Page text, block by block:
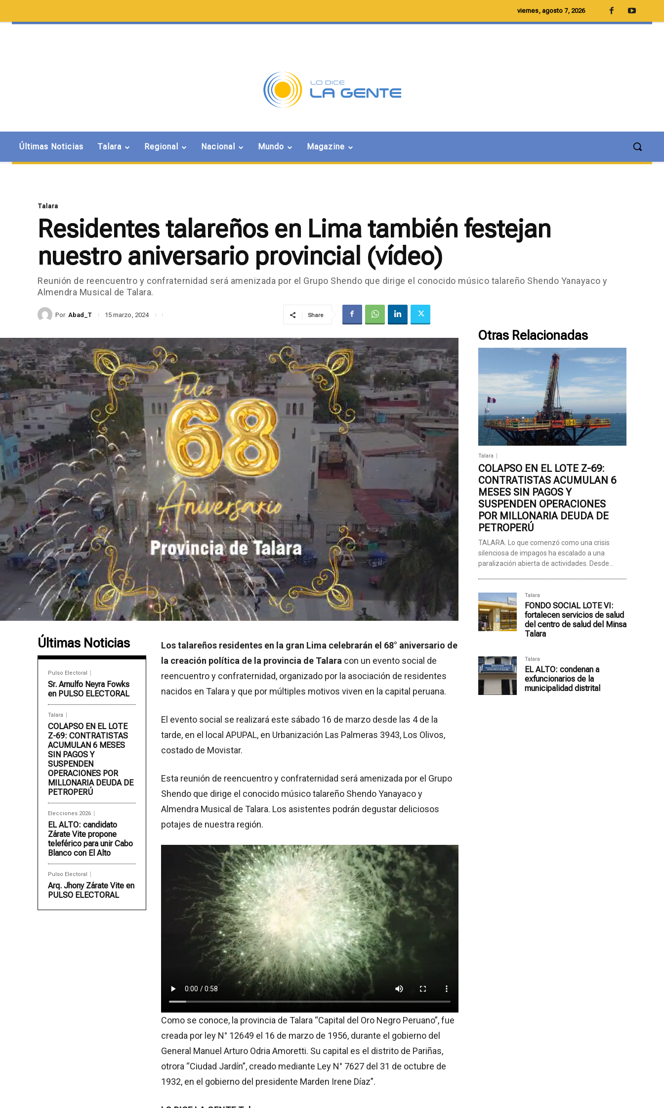
viernes, agosto 7, 2026
Últimas Noticias Talara Regional Nacional Mundo Magazine
Talara
Residentes talareños en Lima también festejan
nuestro aniversario provincial (vídeo)
Reunión de reencuentro y confraternidad será amenizada por el Grupo Shendo que dirige el conocido músico talareño Shendo Yanayaco y
Almendra Musical de Talara.
Por Abad_T 15 marzo, 2024 Share
Últimas Noticias
Pulso Electoral
Sr. Arnulfo Neyra Fowks
en PULSO ELECTORAL
Talara
COLAPSO EN EL LOTE
Z-69: CONTRATISTAS
ACUMULAN 6 MESES
SIN PAGOS Y
SUSPENDEN
OPERACIONES POR
MILLONARIA DEUDA DE
PETROPERÚ
Elecciones 2026
EL ALTO: candidato
Zárate Vite propone
teleférico para unir Cabo
Blanco con El Alto
Pulso Electoral
Arq. Jhony Zárate Vite en
PULSO ELECTORAL
Los talareños residentes en la gran Lima celebrarán el 68° aniversario de
la creación política de la provincia de Talara con un evento social de
reencuentro y confraternidad, organizado por la asociación de residentes
nacidos en Talara y que por múltiples motivos viven en la capital peruana.
El evento social se realizará este sábado 16 de marzo desde las 4 de la
tarde, en el local APUPAL, en Urbanización Las Palmeras 3943, Los Olivos,
costado de Movistar.
Esta reunión de reencuentro y confraternidad será amenizada por el Grupo
Shendo que dirige el conocido músico talareño Shendo Yanayaco y
Almendra Musical de Talara. Los asistentes podrán degustar deliciosos
potajes de nuestra región.
Como se conoce, la provincia de Talara “Capital del Oro Negro Peruano”, fue
creada por ley N° 12649 el 16 de marzo de 1956, durante el gobierno del
General Manuel Arturo Odria Amoretti. Su capital es el distrito de Pariñas,
otrora “Ciudad Jardín”, creado mediante Ley N° 7627 del 31 de octubre de
1932, en el gobierno del presidente Marden Irene Díaz”.
Otras Relacionadas
Talara
COLAPSO EN EL LOTE Z-69:
CONTRATISTAS ACUMULAN 6
MESES SIN PAGOS Y
SUSPENDEN OPERACIONES
POR MILLONARIA DEUDA DE
PETROPERÚ
TALARA. Lo que comenzó como una crisis
silenciosa de impagos ha escalado a una
paralización abierta de actividades. Desde...
Talara
FONDO SOCIAL LOTE VI:
fortalecen servicios de salud
del centro de salud del Minsa
Talara
Talara
EL ALTO: condenan a
exfuncionarios de la
municipalidad distrital